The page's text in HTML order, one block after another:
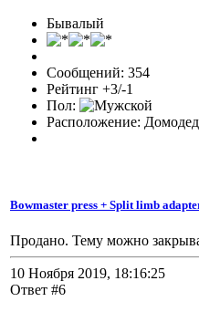
Бывалый
Сообщений: 354
Рейтинг +3/-1
Пол:
Расположение:
Bowmaster press + Split limb
Продано. Тему можно
10 Ноября 2019, 18:16:25
Ответ #6